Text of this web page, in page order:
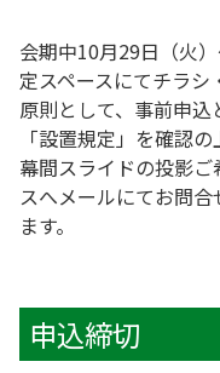
会期中10月29日（火
定スペースにてチラシ
原則として、事前申
「設置規定」を確認
幕間スライドの投影
スへメールにてお問
ます。
申込締切